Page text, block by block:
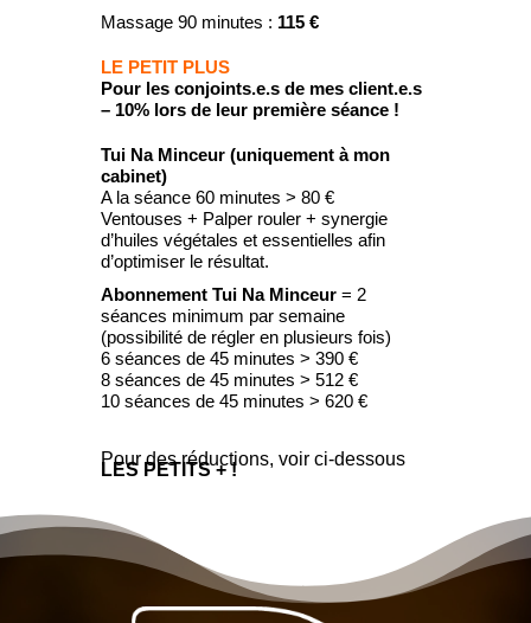
Massage 90 minutes : 115 €
LE PETIT PLUS
Pour les conjoints.e.s de mes client.e.s
– 10% lors de leur première séance !
Tui Na Minceur (uniquement à mon
cabinet)
A la séance 60 minutes > 80 €
Ventouses + Palper rouler + synergie
d’huiles végétales et essentielles afin
d’optimiser le résultat.
Abonnement Tui Na Minceur = 2
séances minimum par semaine
(possibilité de régler en plusieurs fois)
6 séances de 45 minutes > 390 €
8 séances de 45 minutes > 512 €
10 séances de 45 minutes > 620 €
Pour des réductions, voir ci-dessous
LES PETITS + !